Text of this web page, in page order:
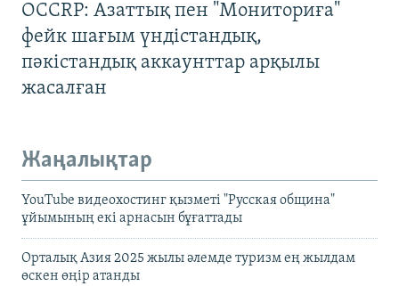
OCCRP: Азаттық пен "Мониториға"
фейк шағым үндістандық,
пәкістандық аккаунттар арқылы
жасалған
Жаңалықтар
YouTube видеохостинг қызметі "Русская община"
ұйымының екі арнасын бұғаттады
Орталық Азия 2025 жылы әлемде туризм ең жылдам
өскен өңір атанды